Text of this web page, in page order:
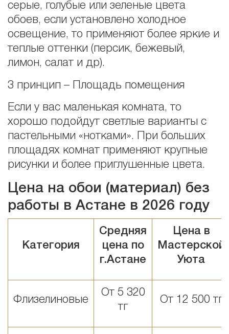
серые, голубые или зеленые цвета
обоев, если установлено холодное
освещение, то применяют более яркие и
теплые оттенки (персик, бежевый,
лимон, салат и др).
3 принцип – Площадь помещения
Если у вас маленькая комната, то
хорошо подойдут светлые варианты с
пастельными «нотками». При больших
площадях комнат применяют крупные
рисунки и более приглушенные цвета.
Цена на обои (материал) без
работы в Астане в 2026 году
Категория
Средняя
цена по
г.Астане
Цена в
Мастерской
Уюта
Флизелиновые
От 5 320
тг
От 12 500 тг